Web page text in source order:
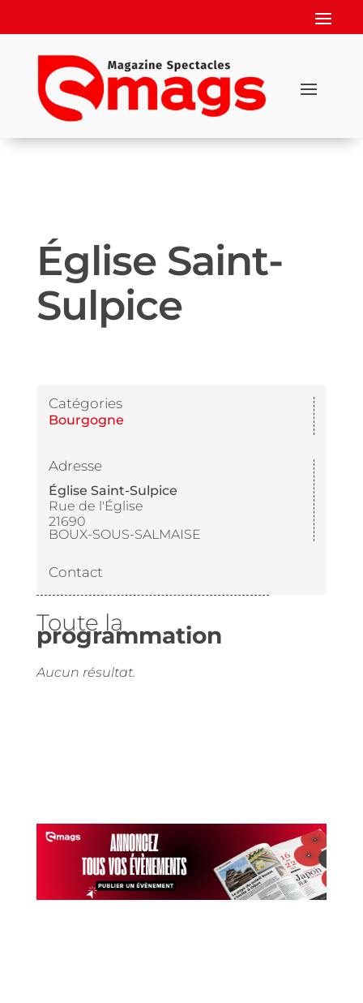
Église Saint-
Sulpice
Catégories
Bourgogne
Adresse
Église Saint-Sulpice
Rue de l'Église
21690
BOUX-SOUS-SALMAISE
Contact
Toute la
programmation
Aucun résultat.